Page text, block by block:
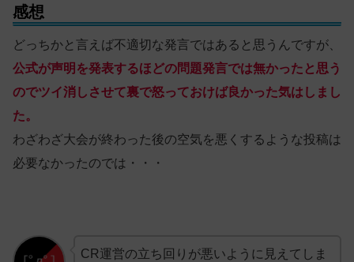
感想
どっちかと言えば不適切な発言ではあると思うんですが、
公式が声明を発表するほどの問題発言では無かったと思う
のでツイ消しさせて裏で怒っておけば良かった気はしまし
た。
わざわざ大会が終わった後の空気を悪くするような投稿は
必要なかったのでは・・・
CR運営の立ち回りが悪いように見えてしま